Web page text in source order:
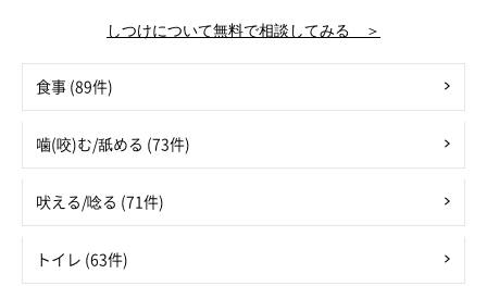
しつけについて無料で相談してみる ＞
食事 (89件)
噛(咬)む/舐める (73件)
吠える/唸る (71件)
トイレ (63件)